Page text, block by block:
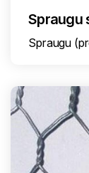
Spraugu
Spraugu